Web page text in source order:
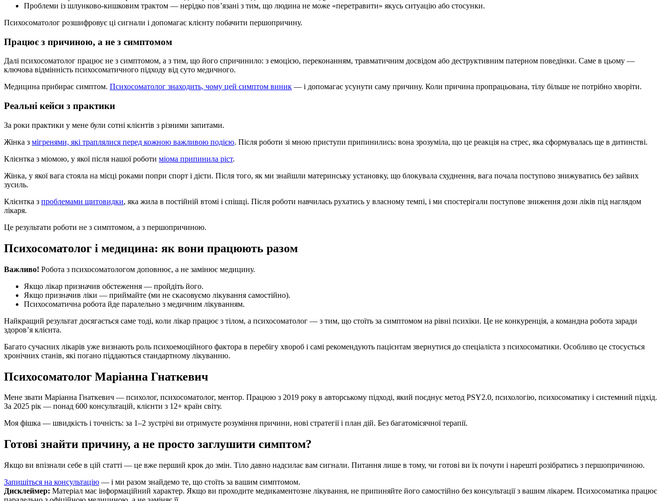
Проблеми із шлунково-кишковим трактом — нерідко пов’язані з тим, що людина не може «перетравити» якусь ситуацію або стосунки.
Психосоматолог розшифровує ці сигнали і допомагає клієнту побачити першопричину.
Працює з причиною, а не з симптомом
Далі психосоматолог працює не з симптомом, а з тим, що його спричинило: з емоцією, переконанням, травматичним досвідом або деструктивним патерном поведінки. Саме в цьому —
ключова відмінність психосоматичного підходу від суто медичного.
Медицина прибирає симптом. Психосоматолог знаходить, чому цей симптом виник — і допомагає усунути саму причину. Коли причина пропрацьована, тілу більше не потрібно хворіти.
Реальні кейси з практики
За роки практики у мене були сотні клієнтів з різними запитами.
Жінка з мігренями, які траплялися перед кожною важливою подією. Після роботи зі мною приступи припинились: вона зрозуміла, що це реакція на стрес, яка сформувалась ще в дитинстві.
Клієнтка з міомою, у якої після нашої роботи міома припинила ріст.
Жінка, у якої вага стояла на місці роками попри спорт і дієти. Після того, як ми знайшли материнську установку, що блокувала схуднення, вага почала поступово знижуватись без зайвих
зусиль.
Клієнтка з проблемами щитовидки, яка жила в постійній втомі і спішці. Після роботи навчилась рухатись у власному темпі, і ми спостерігали поступове зниження дози ліків під наглядом
лікаря.
Це результати роботи не з симптомом, а з першопричиною.
Психосоматолог і медицина: як вони працюють разом
Важливо! Робота з психосоматологом доповнює, а не замінює медицину.
Якщо лікар призначив обстеження — пройдіть його.
Якщо призначив ліки — приймайте (ми не скасовуємо лікування самостійно).
Психосоматична робота йде паралельно з медичним лікуванням.
Найкращий результат досягається саме тоді, коли лікар працює з тілом, а психосоматолог — з тим, що стоїть за симптомом на рівні психіки. Це не конкуренція, а командна робота заради
здоров’я клієнта.
Багато сучасних лікарів уже визнають роль психоемоційного фактора в перебігу хвороб і самі рекомендують пацієнтам звернутися до спеціаліста з психосоматики. Особливо це стосується
хронічних станів, які погано піддаються стандартному лікуванню.
Психосоматолог Маріанна Гнаткевич
Мене звати Маріанна Гнаткевич — психолог, психосоматолог, ментор. Працюю з 2019 року в авторському підході, який поєднує метод PSY2.0, психологію, психосоматику і системний підхід.
За 2025 рік — понад 600 консультацій, клієнти з 12+ країн світу.
Моя фішка — швидкість і точність: за 1–2 зустрічі ви отримуєте розуміння причини, нові стратегії і план дій. Без багатомісячної терапії.
Готові знайти причину, а не просто заглушити симптом?
Якщо ви впізнали себе в цій статті — це вже перший крок до змін. Тіло давно надсилає вам сигнали. Питання лише в тому, чи готові ви їх почути і нарешті розібратись з першопричиною.
Запишіться на консультацію — і ми разом знайдемо те, що стоїть за вашим симптомом.
Дисклеймер: Матеріал має інформаційний характер. Якщо ви проходите медикаментозне лікування, не припиняйте його самостійно без консультації з вашим лікарем. Психосоматика працює